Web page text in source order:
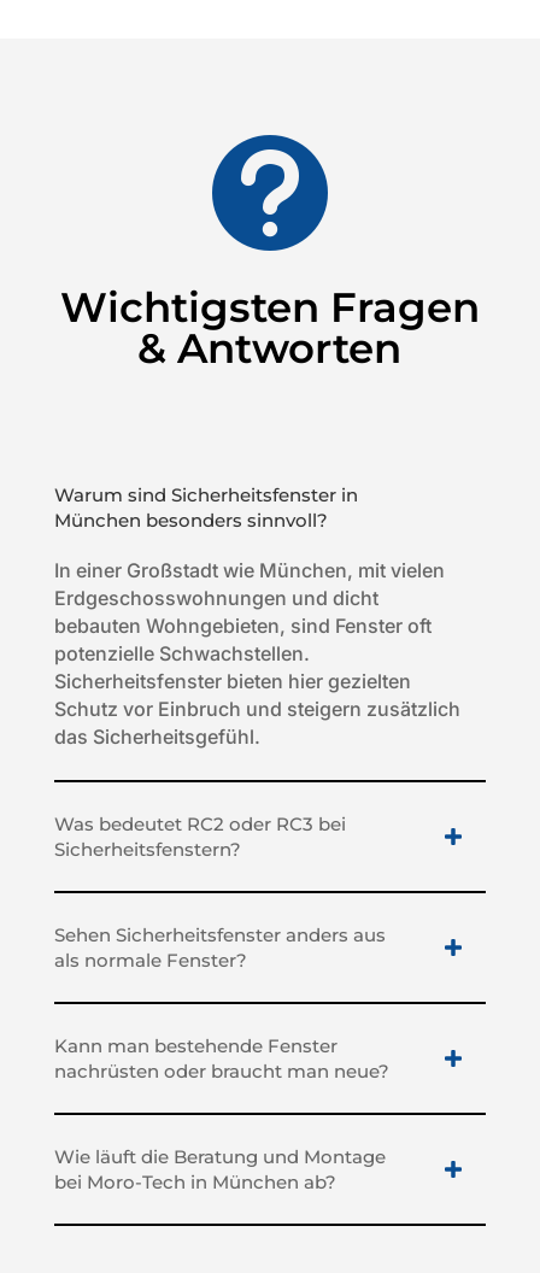

Wichtigsten Fragen
& Antworten
Warum sind Sicherheitsfenster in
München besonders sinnvoll?
In einer Großstadt wie München, mit vielen
Erdgeschosswohnungen und dicht
bebauten Wohngebieten, sind Fenster oft
potenzielle Schwachstellen.
Sicherheitsfenster bieten hier gezielten
Schutz vor Einbruch und steigern zusätzlich
das Sicherheitsgefühl.
Was bedeutet RC2 oder RC3 bei
Sicherheitsfenstern?
Sehen Sicherheitsfenster anders aus
als normale Fenster?
Kann man bestehende Fenster
nachrüsten oder braucht man neue?
Wie läuft die Beratung und Montage
bei Moro-Tech in München ab?